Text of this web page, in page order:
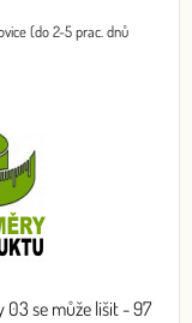
(do 2-5 prac. dnů
03 se může lišit - 97